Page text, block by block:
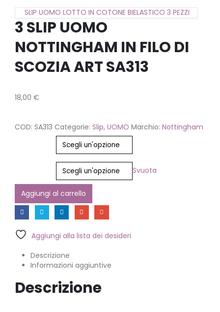
SLIP UOMO LOTTO IN COTONE BIELASTICO 3 PEZZI
3 SLIP UOMO
NOTTINGHAM IN FILO DI
SCOZIA ART SA313
18,00 €
COD: SA313 Categorie: Slip, UOMO Marchio: Nottingham
Svuota
Aggiungi al carrello
Aggiungi alla lista dei desideri
Descrizione
Informazioni aggiuntive
Descrizione